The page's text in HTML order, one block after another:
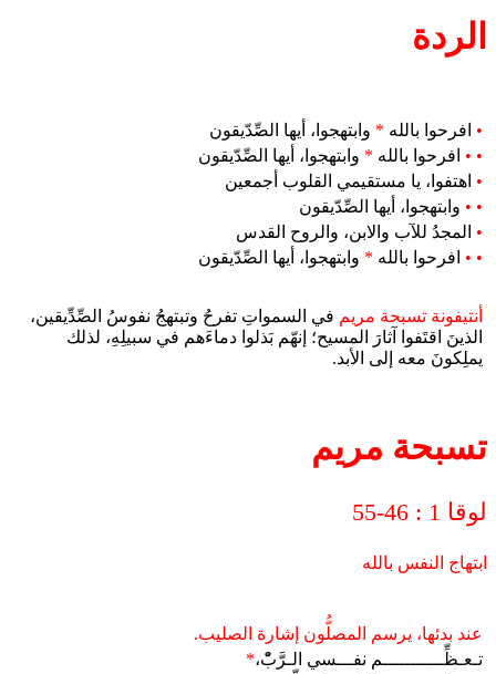
الردة
• افرحوا بالله * وابتهجوا، أيها الصِّدّيقون
• • افرحوا بالله * وابتهجوا، أيها الصِّدّيقون
• اهتفوا، يا مستقيمي القلوب أجمعين
• • وابتهجوا، أيها الصِّدّيقون
• المجدُ للآب والابن، والروح القدس
• • افرحوا بالله * وابتهجوا، أيها الصِّدّيقون
أنتيفونة تسبحة مريم في السمواتِ تفرحُ وتبتهجُ نفوسُ الصِّدِّيقين،
الذينَ اقتَفوا آثارَ المسيح؛ إنهّم بَذلوا دماءَهم في سبيلِهِ، لذلك
يملِكونَ معه إلى الأبد.
تسبحة مريم
لوقا 1 : 46-55
ابتهاج النفس بالله
عند بدئها، يرسم المصلُّون إشارة الصليب.
تـعـظِّـــــــــــم نفـــسي الـرَّبّْ،*